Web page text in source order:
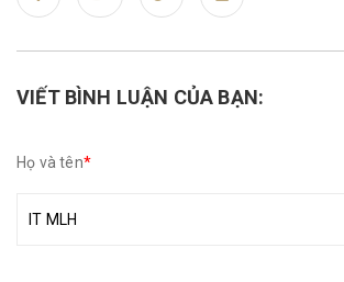
VIẾT BÌNH LUẬN CỦA BẠN:
Họ và tên*